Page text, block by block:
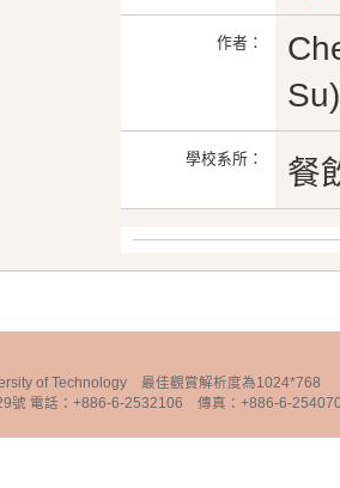
作者：
學校系所： 餐
of Technology 最佳觀賞解析度為1024*768
號 電話：+886-6-2532106 傳真：+886-6-